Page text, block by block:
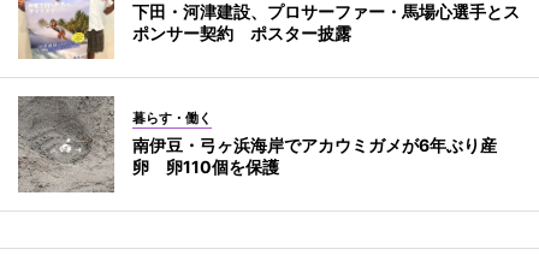
下田・河津建設、プロサーファー・馬場心選手とス
ポンサー契約 ポスター披露
暮らす・働く
南伊豆・弓ヶ浜海岸でアカウミガメが6年ぶり産
卵 卵110個を保護